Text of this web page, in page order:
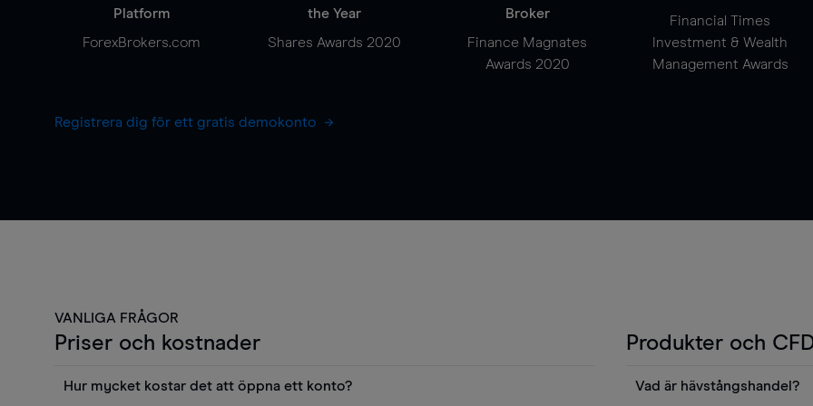
Platform
ForexBrokers.com
the Year
Shares Awards 2020
Broker
Finance Magnates
Awards 2020
Financial Times
Investment & Wealth
Management Awards
Registrera dig för ett gratis demokonto
VANLIGA FRÅGOR
Priser och kostnader
Hur mycket kostar det att öppna ett konto?
Produkter och
Vad är hävstångshandel?